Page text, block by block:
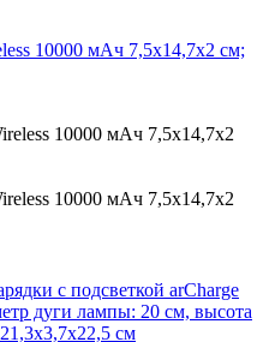
10000 мАч 7,5х14,7х2 см;